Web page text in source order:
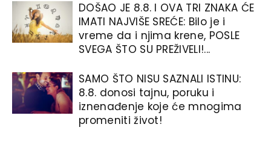
DOŠAO JE 8.8. I OVA TRI ZNAKA ĆE
IMATI NAJVIŠE SREĆE: Bilo je i
vreme da i njima krene, POSLE
SVEGA ŠTO SU PREŽIVELI!...
SAMO ŠTO NISU SAZNALI ISTINU:
8.8. donosi tajnu, poruku i
iznenađenje koje će mnogima
promeniti život!